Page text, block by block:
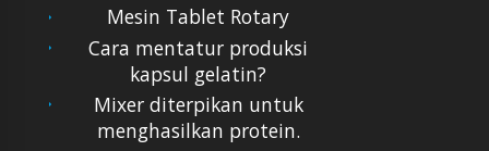
Mesin Tablet Rotary
Cara mentatur produksi
kapsul gelatin?
Mixer diterpikan untuk
menghasilkan protein.